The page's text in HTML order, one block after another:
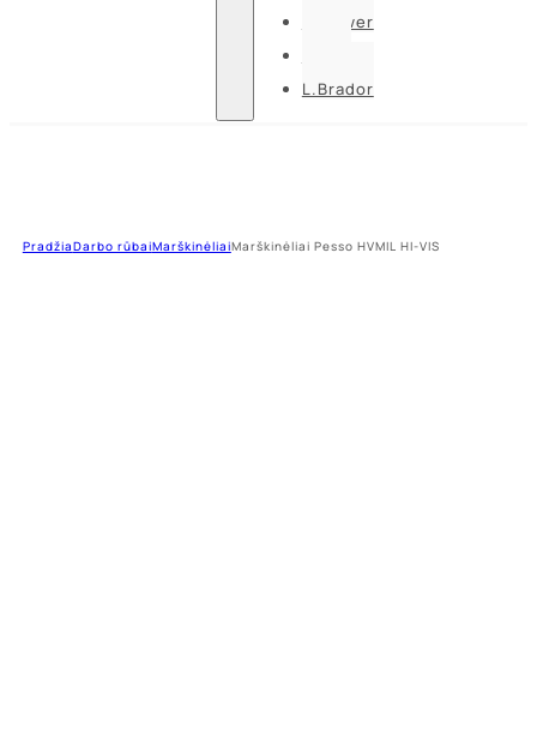
U-power
L.Brador
PradžiaDarbo rūbaiMarškinėliaiMarškinėliai Pesso HVMIL HI-VIS